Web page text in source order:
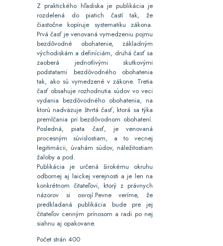
Z praktického hľadiska je publikácia je
rozdelená do piatich častí tak, že
čiastočne kopíruje systematiku zákona.
Prvá časť je venovaná vymedzeniu pojmu
bezdôvodné obohatenie, základným
východiskám a definíciám, druhá časť sa
zaoberá jednotlivými skutkovými
podstatami bezdôvodného obohatenia
tak, ako sú vymedzené v zákone. Tretia
časť obsahuje rozhodnutia súdov vo veci
vydania bezdôvodného obohatenia, na
ktorú nadväzuje štvrtá časť, ktorá sa týka
premlčania pri bezdôvodnom obohatení.
Posledná, piata časť, je venovaná
procesným súvislostiam, a to vecnej
legitimácii, úvahám súdov, náležitostiam
žaloby a pod.
Publikácia je určená širokému okruhu
odbornej aj laickej verejnosti a je len na
konkrétnom čitateľovi, ktorý z právnych
názorov si osvojí.Pevne veríme, že
predkladaná publikácia bude pre jej
čitateľov cenným prínosom a radi po nej
siahnu aj opakovane.
Počet strán 400